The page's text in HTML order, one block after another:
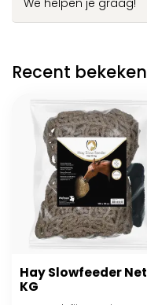
We helpen je graag!
Recent bekeken
Hay Slowfeeder Net
KG